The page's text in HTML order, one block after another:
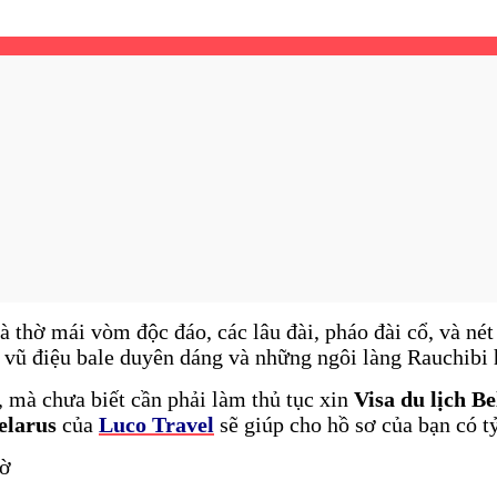
mái vòm độc đáo, các lâu đài, pháo đài cổ, và
điệu bale duyên dáng và những ngôi làng Rauchibi
chưa biết cần phải làm thủ tục xin Visa du lịch
của Luco Travel sẽ giúp cho hồ sơ của bạn có